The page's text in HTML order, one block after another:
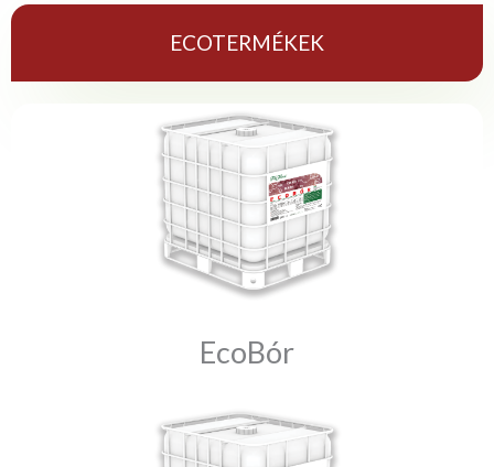
ECOTERMÉKEK
EcoBór